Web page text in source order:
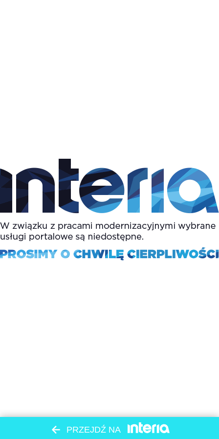
PRZEJDŹ NA